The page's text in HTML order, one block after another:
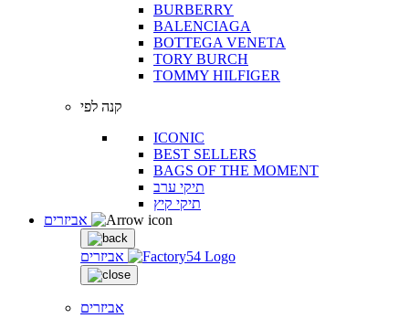
BURBERRY
BALENCIAGA
BOTTEGA VENETA
TORY BURCH
TOMMY HILFIGER
קנה לפי
ICONIC
BEST SELLERS
BAGS OF THE MOMENT
תיקי ערב
תיקי קיץ
אביזרים
אביזרים